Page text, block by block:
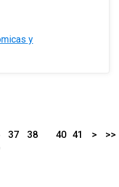
y
37
38
40 41 > >>